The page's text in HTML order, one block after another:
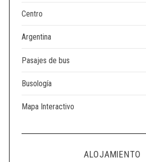
Centro
Argentina
Pasajes de bus
Busología
Mapa Interactivo
ALOJAMIENTO